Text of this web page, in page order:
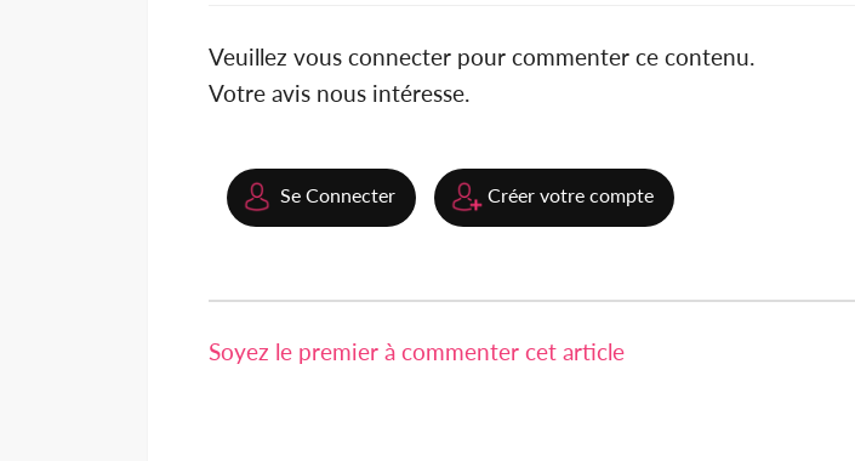
Veuillez vous connecter pour commenter ce contenu.
Votre avis nous intéresse.
Se Connecter Créer votre compte
Soyez le premier à commenter cet article